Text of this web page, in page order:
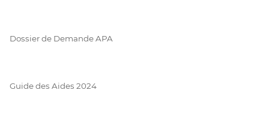
Dossier de Demande APA
Guide des Aides 2024